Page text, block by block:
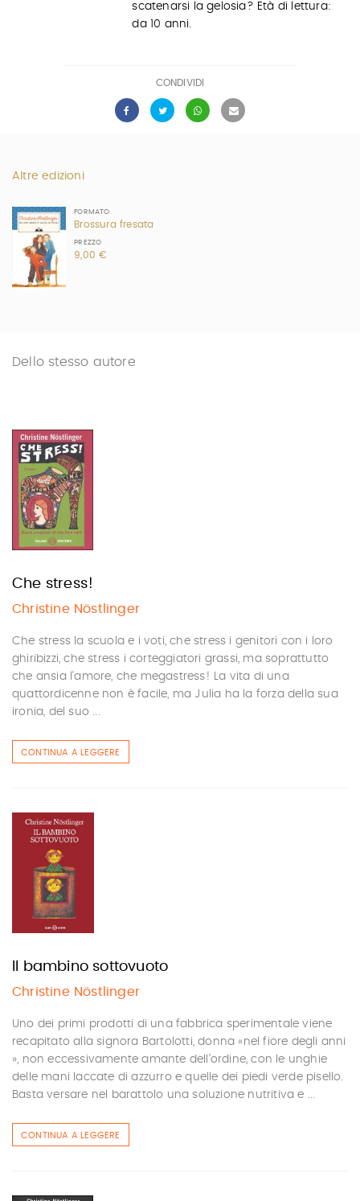
scatenarsi la gelosia? Età di lettura:
da 10 anni.
CONDIVIDI
Altre edizioni
FORMATO
Brossura fresata
PREZZO
9,00 €
Dello stesso autore
Che stress!
Christine Nöstlinger
Che stress la scuola e i voti, che stress i genitori con i loro
ghiribizzi, che stress i corteggiatori grassi, ma soprattutto
che ansia l'amore, che megastress! La vita di una
quattordicenne non è facile, ma Julia ha la forza della sua
ironia, del suo ...
CONTINUA A LEGGERE
Il bambino sottovuoto
Christine Nöstlinger
Uno dei primi prodotti di una fabbrica sperimentale viene
recapitato alla signora Bartolotti, donna «nel fiore degli anni
», non eccessivamente amante dell’ordine, con le unghie
delle mani laccate di azzurro e quelle dei piedi verde pisello.
Basta versare nel barattolo una soluzione nutritiva e ...
CONTINUA A LEGGERE